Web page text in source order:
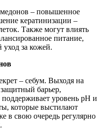
– повышенное
кератинизации –
Также могут влиять
питание,
уход за кожей.
– себум. Выходя на
барьер,
уровень pH и
которые выстилают
в свою очередь регулярно